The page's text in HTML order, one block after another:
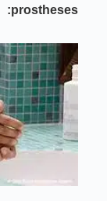
prostheses: